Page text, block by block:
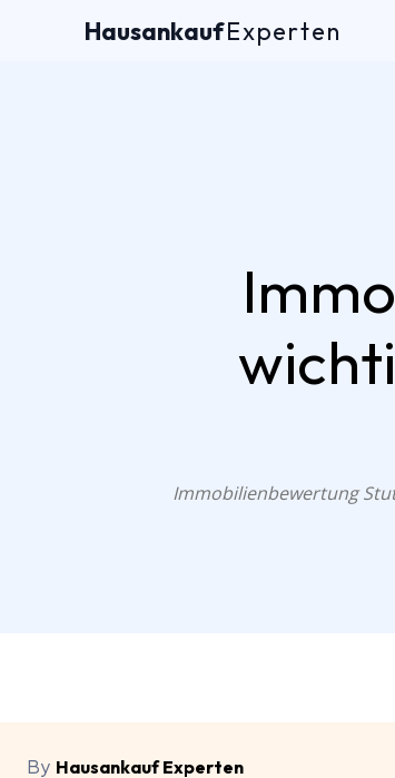
HausankaufExperten
Immobilienbewertung
By Hausankauf Experten